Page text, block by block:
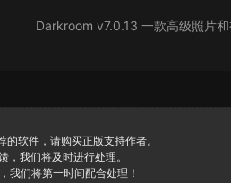
Darkroom v7.0.13 一款高级照片
软件，请购买正版支持作者。
，我们将及时进行处理。
我们将第一时间配合处理！